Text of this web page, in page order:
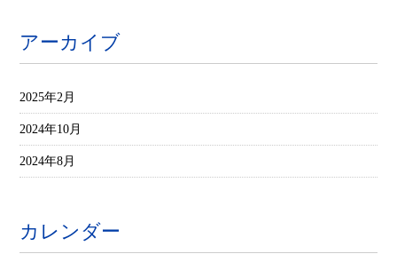
アーカイブ
2025年2月
2024年10月
2024年8月
カレンダー